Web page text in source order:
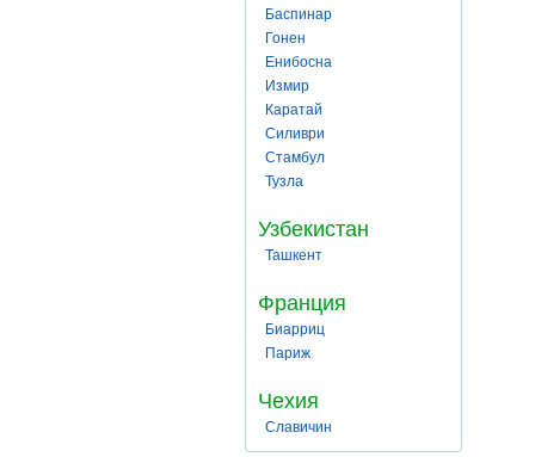
Баспинар
Гонен
Енибосна
Измир
Каратай
Силиври
Стамбул
Тузла
Узбекистан
Ташкент
Франция
Биарриц
Париж
Чехия
Славичин